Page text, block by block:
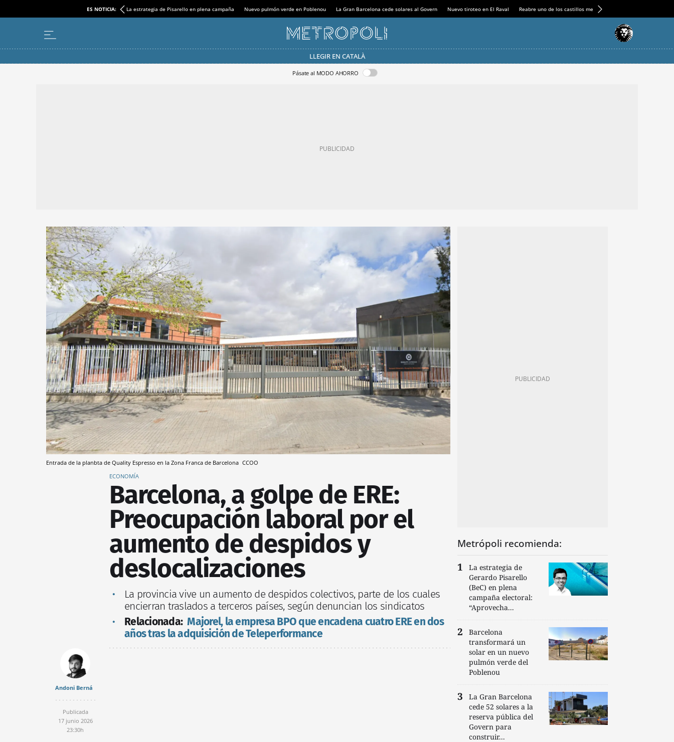
ES NOTICIA: La estrategia de Pisarello en plena campaña Nuevo pulmón verde en Poblenou La Gran Barcelona cede solares al Govern Nuevo tiroteo en El Raval Reabre uno de los castillos medievales más espectaculares
LLEGIR EN CATALÀ
Pásate al MODO AHORRO
Entrada de la planbta de Quality Espresso en la Zona Franca de Barcelona CCOO
ECONOMÍA
Barcelona, a golpe de ERE:
Preocupación laboral por el
aumento de despidos y
deslocalizaciones
La provincia vive un aumento de despidos colectivos, parte de los cuales
encierran traslados a terceros países, según denuncian los sindicatos
Relacionada: Majorel, la empresa BPO que encadena cuatro ERE en dos
años tras la adquisición de Teleperformance
Andoni Berná
Publicada
17 junio 2026
23:30h
Metrópoli recomienda:
La estrategia de
Gerardo Pisarello
(BeC) en plena
campaña electoral:
“Aprovecha...
Barcelona
transformará un
solar en un nuevo
pulmón verde del
Poblenou
La Gran Barcelona
cede 52 solares a la
reserva pública del
Govern para
construir...